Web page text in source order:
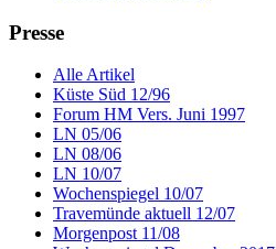
Presse
Alle Artikel
Küste Süd 12/96
Forum HM Vers. Juni 1997
LN 05/06
LN 08/06
LN 10/07
Wochenspiegel 10/07
Travemünde aktuell 12/07
Morgenpost 11/08